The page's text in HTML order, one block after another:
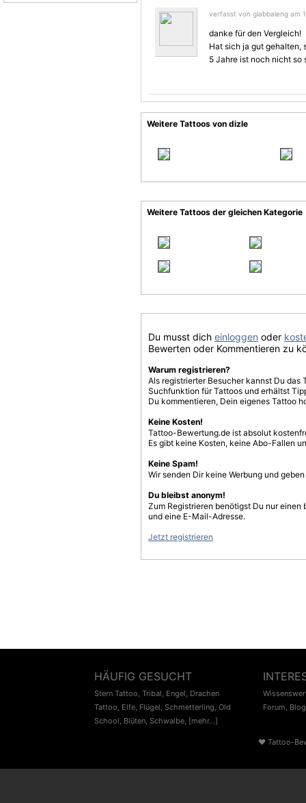
verfasst von glabbaleng am
danke für den Vergleich!
Hat sich ja gut gehalten,
5 Jahre ist noch nicht so
Weitere Tattoos von dizle
Weitere Tattoos der gleichen Kategorie
Du musst dich einloggen oder
Bewerten oder Kommentieren zu
Warum registrieren?
Als registrierter Besucher kannst Du
Suchfunktion für Tattoos und erhältst
Du kommentieren, Dein eigenes Tattoo
Keine Kosten!
Tattoo-Bewertung.de ist absolut
Es gibt keine Kosten, keine Abo-Fallen
Keine Spam!
Wir senden Dir keine Werbung und
Du bleibst anonym!
Zum Registrieren benötigst Du nur einen
und eine E-Mail-Adresse.
Jetzt registrieren
HÄUFIG GESUCHT
Stern Tattoo, Tribal, Engel, Drachen
Tattoo, Elfe, Flügel, Schmetterling, Old
School, Blüten, Schwalbe, [mehr...]
Forum, Blog
♥ Tattoo-